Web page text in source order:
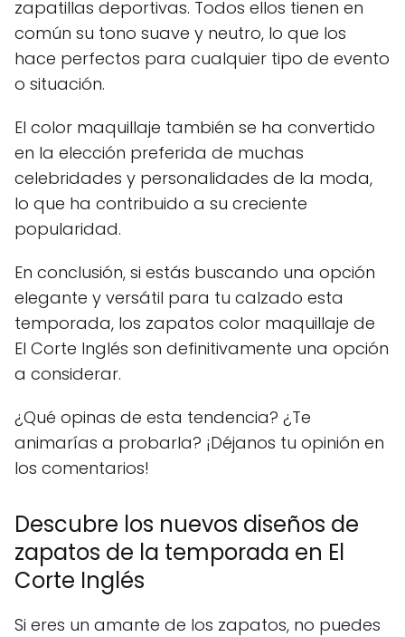
zapatillas deportivas. Todos ellos tienen en
común su tono suave y neutro, lo que los
hace perfectos para cualquier tipo de evento
o situación.
El color maquillaje también se ha convertido
en la elección preferida de muchas
celebridades y personalidades de la moda,
lo que ha contribuido a su creciente
popularidad.
En conclusión, si estás buscando una opción
elegante y versátil para tu calzado esta
temporada, los zapatos color maquillaje de
El Corte Inglés son definitivamente una opción
a considerar.
¿Qué opinas de esta tendencia? ¿Te
animarías a probarla? ¡Déjanos tu opinión en
los comentarios!
Descubre los nuevos diseños de
zapatos de la temporada en El
Corte Inglés
Si eres un amante de los zapatos, no puedes